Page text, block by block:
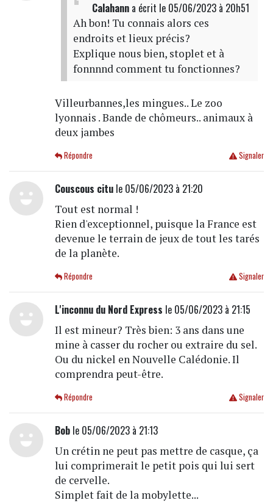
Calahanna écrit le 05/06/2023 à 20h51
Ah bon! Tu connais alors ces
endroits et lieux précis?
Explique nous bien, stoplet et à
fonnnnd comment tu fonctionnes?
Villeurbannes,les mingues.. Le zoo
lyonnais . Bande de chômeurs.. animaux à
deux jambes
Signaler
Répondre
Couscous citule 05/06/2023 à 21:20
Tout est normal !
Rien d'exceptionnel, puisque la France est
devenue le terrain de jeux de tout les tarés
de la planète.
Signaler
Répondre
L'inconnu du Nord Express le 05/06/2023 à 21:15
Il est mineur? Très bien: 3 ans dans une
mine à casser du rocher ou extraire du sel.
Ou du nickel en Nouvelle Calédonie. Il
comprendra peut-être.
Signaler
Répondre
Boble 05/06/2023 à 21:13
Un crétin ne peut pas mettre de casque, ça
lui comprimerait le petit pois qui lui sert
de cervelle.
Simplet fait de la mobylette...